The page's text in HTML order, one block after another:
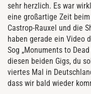
sehr herzlich. Es war
eine großartige Zeit beim
Castrop-Rauxel und die
haben gerade ein Video
Sog „Monuments to
diesen beiden Gigs, du
viertes Mal in
dass wir bald wieder